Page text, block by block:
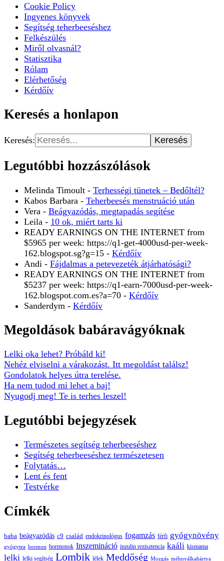
Cookie Policy
Ingyenes könyvek
Segítség teherbeeséshez
Felkészülés
Miről olvasnál?
Statisztika
Rólam
Elérhetőség
Kérdőív
Keresés a honlapon
Keresés:
Legutóbbi hozzászólások
Melinda Timoult - Terhességi tünetek – Bedőltél?
Kabos Barbara - Teherbeesés menstruáció után
Vera - Beágyazódás, megtapadás segítése
Leila - 10 ok, miért tarts ki
READY EARNINGS ON THE INTERNET from
$5965 per week: https://q1-get-4000usd-per-week-
162.blogspot.sg?g=15 - Kérdőív
Andi - Fájdalmas a petevezeték átjárhatósági?
READY EARNINGS ON THE INTERNET from
$5237 per week: https://q1-earn-7000usd-per-week-
162.blogspot.com.es?a=70 - Kérdőív
Sanderdym - Kérdőív
Megoldások babáravágyóknak
Lelki oka lehet? Próbáld ki!
Nehéz elviselni a várakozást. Itt megoldást találsz!
Gondolatok helyes útra terelése.
Ha nem tudod mi lehet a baj!
Nyugodj meg! Te is terhes leszel!
Legutóbbi bejegyzések
Természetes segítség teherbeeséshez
Segítség teherbeeséshez természetesen
Folytatás…
Lent és fent
Testvérke
Címkék
baba beágyazódás c9 család endokrinológus fogamzás férfi gyógynövény
gyógytea hormon hormonok Inszemináció inzulin rezisztencia kaáli kismama
lelki lelki segítség Lombik lélek Meddőség Mozgás méhnyálkahártya